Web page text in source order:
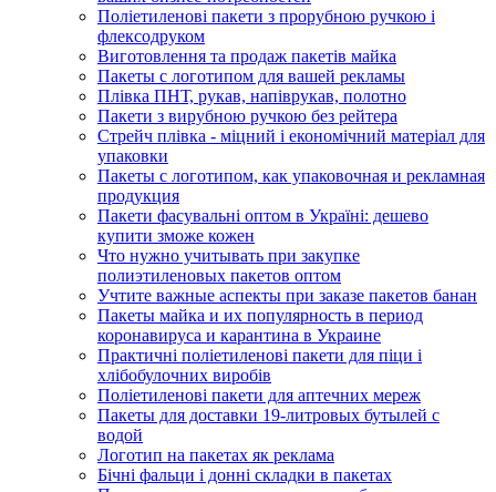
Поліетиленові пакети з прорубною ручкою і
флексодруком
Виготовлення та продаж пакетів майка
Пакеты с логотипом для вашей рекламы
Плівка ПНТ, рукав, напіврукав, полотно
Пакети з вирубною ручкою без рейтера
Стрейч плівка - міцний і економічний матеріал для
упаковки
Пакеты с логотипом, как упаковочная и рекламная
продукция
Пакети фасувальні оптом в Україні: дешево
купити зможе кожен
Что нужно учитывать при закупке
полиэтиленовых пакетов оптом
Учтите важные аспекты при заказе пакетов банан
Пакеты майка и их популярность в период
коронавируса и карантина в Украине
Практичні поліетиленові пакети для піци і
хлібобулочних виробів
Поліетиленові пакети для аптечних мереж
Пакеты для доставки 19-литровых бутылей с
водой
Логотип на пакетах як реклама
Бічні фальци і донні складки в пакетах